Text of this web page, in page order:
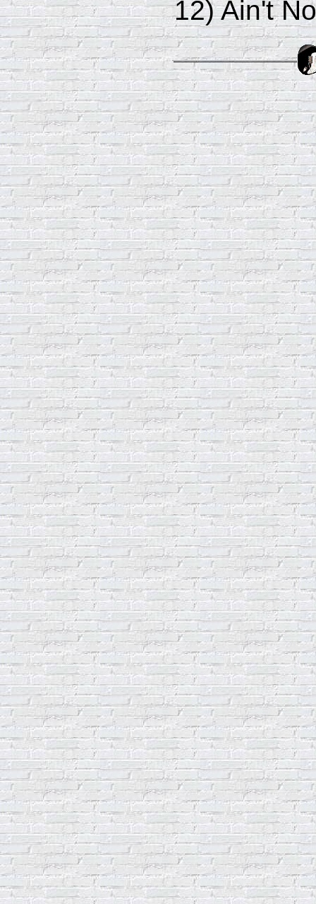
12) Ain't